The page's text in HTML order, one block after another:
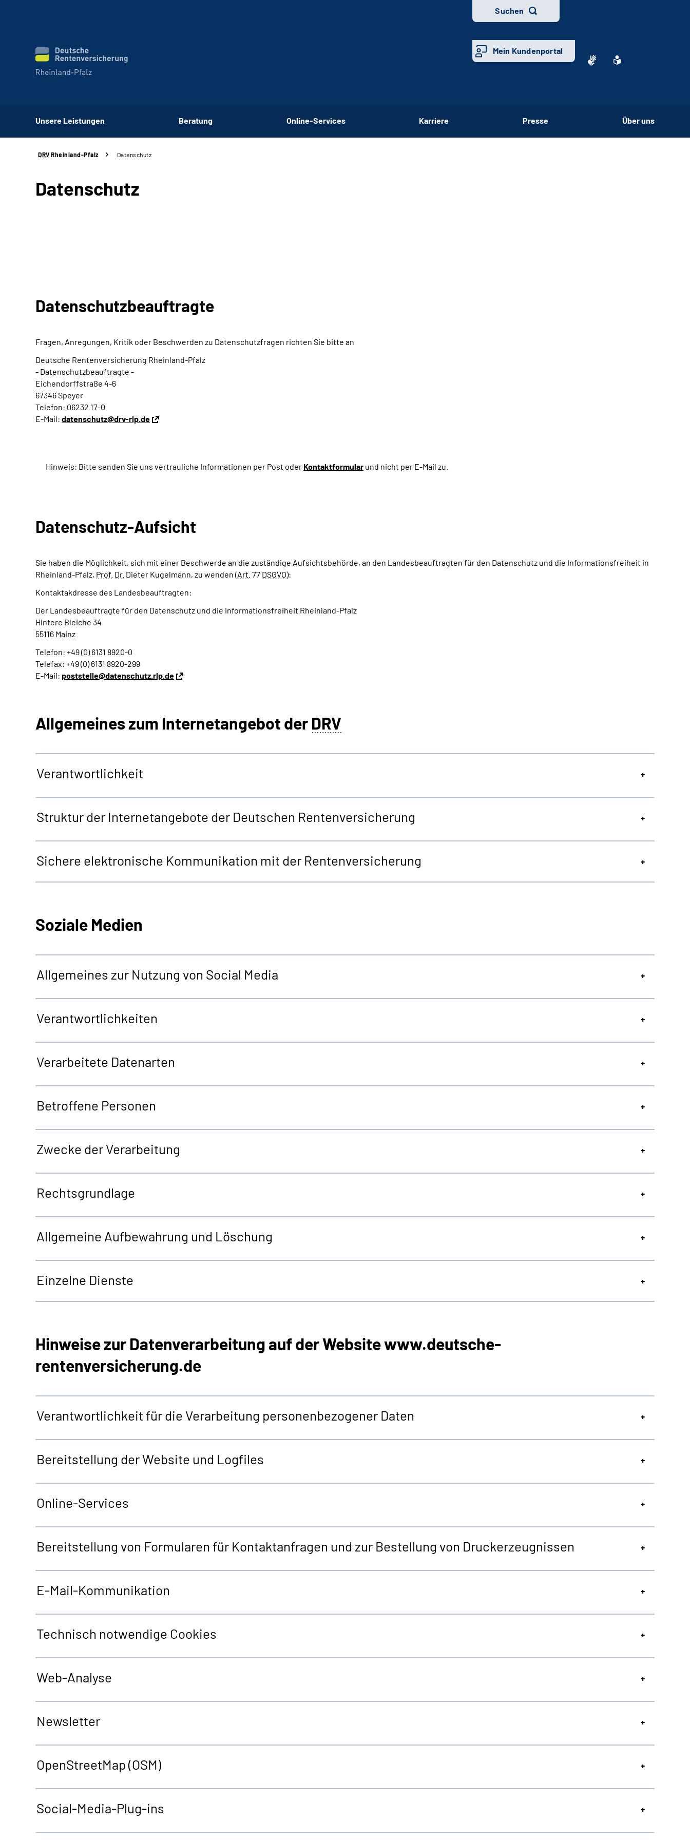
Suchen
Mein Kundenportal
Unsere Leistungen Beratung Online-Services Karriere Presse Über uns
DRV Rheinland-Pfalz Datenschutz
Datenschutz
Datenschutzbeauftragte
Fragen, Anregungen, Kritik oder Beschwerden zu Datenschutzfragen richten Sie bitte an
Deutsche Rentenversicherung Rheinland-Pfalz
- Datenschutzbeauftragte -
Eichendorffstraße 4-6
67346 Speyer
Telefon: 06232 17-0
E-Mail: datenschutz@drv-rlp.de
Hinweis: Bitte senden Sie uns vertrauliche Informationen per Post oder Kontaktformular und nicht per E-Mail zu.
Datenschutz-Aufsicht
Sie haben die Möglichkeit, sich mit einer Beschwerde an die zuständige Aufsichtsbehörde, an den Landesbeauftragten für den Datenschutz und die Informationsfreiheit in
Rheinland-Pfalz, Prof. Dr. Dieter Kugelmann, zu wenden (Art. 77 DSGVO):
Kontaktakdresse des Landesbeauftragten:
Der Landesbeauftragte für den Datenschutz und die Informationsfreiheit Rheinland-Pfalz
Hintere Bleiche 34
55116 Mainz
Telefon: +49 (0) 6131 8920-0
Telefax: +49 (0) 6131 8920-299
E-Mail: poststelle@datenschutz.rlp.de
Allgemeines zum Internetangebot der DRV
Verantwortlichkeit
Struktur der Internetangebote der Deutschen Rentenversicherung
Sichere elektronische Kommunikation mit der Rentenversicherung
Soziale Medien
Allgemeines zur Nutzung von Social Media
Verantwortlichkeiten
Verarbeitete Datenarten
Betroffene Personen
Zwecke der Verarbeitung
Rechtsgrundlage
Allgemeine Aufbewahrung und Löschung
Einzelne Dienste
Hinweise zur Datenverarbeitung auf derWebsitewww.deutsche-
rentenversicherung.de
Verantwortlichkeit für die Verarbeitung personenbezogener Daten
Bereitstellung derWebsite und Logfiles
Online-Services
Bereitstellung von Formularen für Kontaktanfragen und zur Bestellung von Druckerzeugnissen
E-Mail-Kommunikation
Technisch notwendige Cookies
Web-Analyse
Newsletter
OpenStreetMap(OSM)
Social-Media-Plug-ins